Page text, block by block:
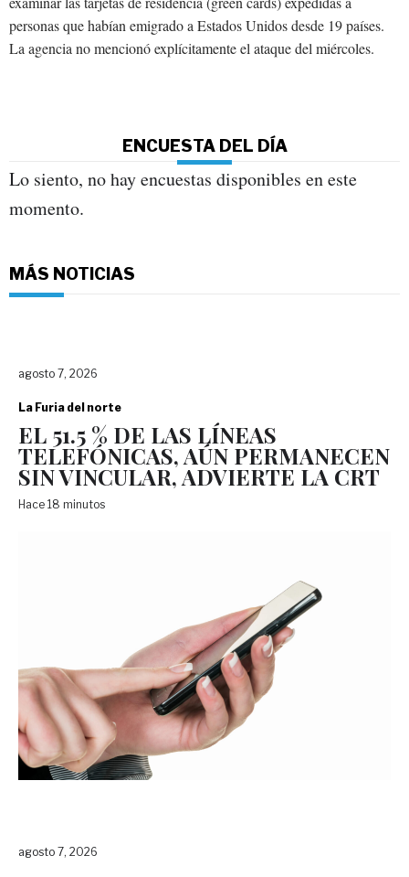
personas que habían emigrado a Estados Unidos desde 19 países.
La agencia no mencionó explícitamente el ataque del miércoles.
ENCUESTA DEL DÍA
Lo siento, no hay encuestas disponibles en este
momento.
MÁS NOTICIAS
agosto 7, 2026
La Furia del norte
EL 51.5 % DE LAS LÍNEAS
TELEFÓNICAS, AÚN PERMANECEN
SIN VINCULAR, ADVIERTE LA CRT
Hace 18 minutos
agosto 7, 2026